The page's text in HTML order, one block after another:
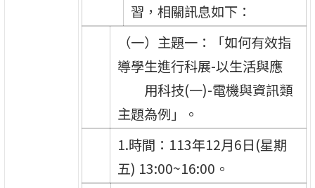
習，相關訊息如下：
（一）主題一：「如何有效指
導學生進行科展-以生活與應
用科技(一)-電機與資訊類
主題為例」。
1.時間：113年12月6日(星期
五) 13:00~16:00。